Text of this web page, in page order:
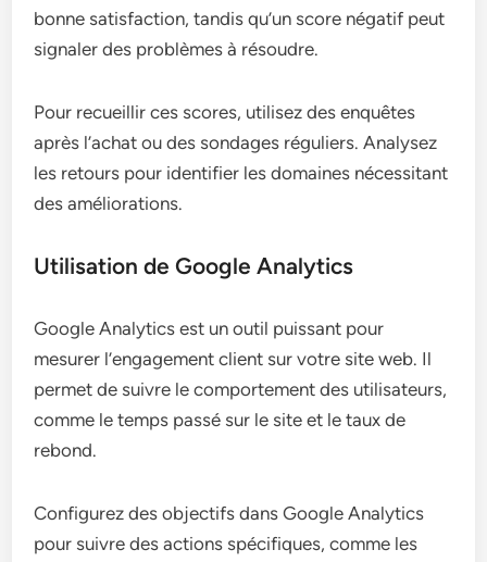
bonne satisfaction, tandis qu’un score négatif peut
signaler des problèmes à résoudre.
Pour recueillir ces scores, utilisez des enquêtes
après l’achat ou des sondages réguliers. Analysez
les retours pour identifier les domaines nécessitant
des améliorations.
Utilisation de Google Analytics
Google Analytics est un outil puissant pour
mesurer l’engagement client sur votre site web. Il
permet de suivre le comportement des utilisateurs,
comme le temps passé sur le site et le taux de
rebond.
Configurez des objectifs dans Google Analytics
pour suivre des actions spécifiques, comme les